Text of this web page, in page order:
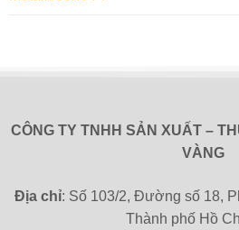
CÔNG TY TNHH SẢN XUẤT –
VÀNG
Địa chỉ: Số 103/2, Đường số 18,
Thành phố Hồ